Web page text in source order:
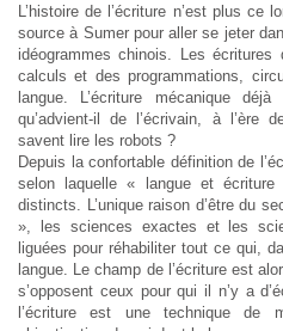
L’histoire de l’écriture n’est plus ce
source à Sumer pour aller se jeter
idéogrammes chinois. Les
calculs et des programmations,
langue. L’écriture mécanique
qu’advient-il de l’écrivain, à l’ère
savent lire les robots ?
Depuis la confortable définition de
selon laquelle « langue et
distincts. L’unique raison d’être du
», les sciences exactes et les
liguées pour réhabiliter tout ce qui,
langue. Le champ de l’écriture est
s’opposent ceux pour qui il n’y a
l’écriture est une technique de